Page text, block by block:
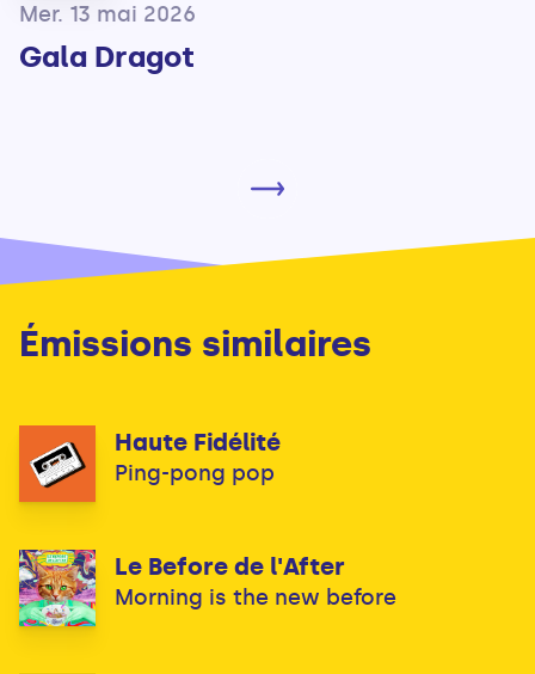
Mer. 13 mai 2026
Gala Dragot
Émissions similaires
Haute Fidélité
Ping-pong pop
Le Before de l'After
Morning is the new before